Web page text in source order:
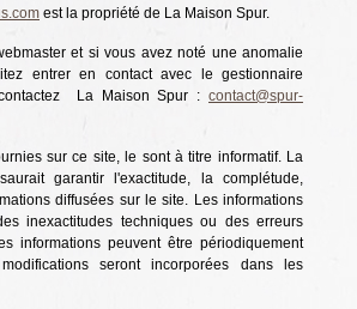
est la propriété de La Maison Spur.
et si vous avez noté une anomalie
entrer en contact avec le gestionnaire
La Maison Spur :contact@spur-
sur ce site, le sont à titre informatif. La
garantir l'exactitude, la complétude,
diffusées sur le site. Les informations
inexactitudes techniques ou des erreurs
informations peuvent être périodiquement
seront incorporées dans les